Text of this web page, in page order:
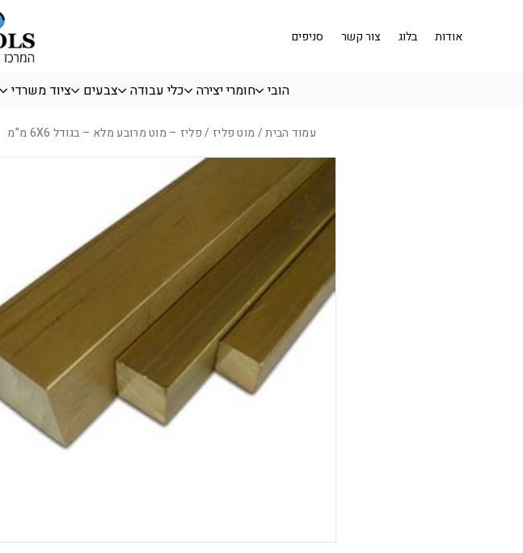
אודות
בלוג צור קשר סניפים
הובי חומרי יצירה כלי עבודה צבעים ציוד משרדי
עמוד הבית/ מוט פליז / פליז – מוט מרובע מלא – בגודל 6X6 מ”מ